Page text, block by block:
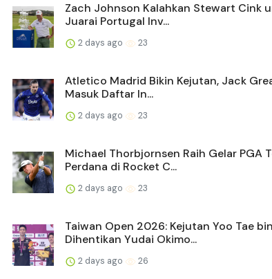
Zach Johnson Kalahkan Stewart Cink
Juarai Portugal Inv...
2 days ago 23
Atletico Madrid Bikin Kejutan, Jack
Masuk Daftar In...
2 days ago 23
Michael Thorbjornsen Raih Gelar PGA
Perdana di Rocket C...
2 days ago 23
Taiwan Open 2026: Kejutan Yoo Tae bin
Dihentikan Yudai Okimo...
2 days ago 26